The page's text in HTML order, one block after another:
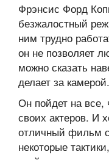
Фрэнсис Форд
безжалостный
ним трудно
он не позволяет
можно сказать
делает за камерой.
Он пойдет на все,
своих актеров. И
отличный фильм
некоторые